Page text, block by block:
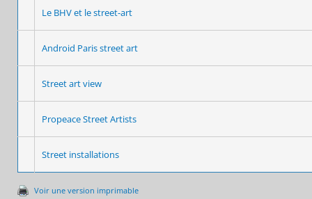
Le BHV et le street-art
Android Paris street art
Street art view
Propeace Street Artists
Street installations
Voir une version imprimable